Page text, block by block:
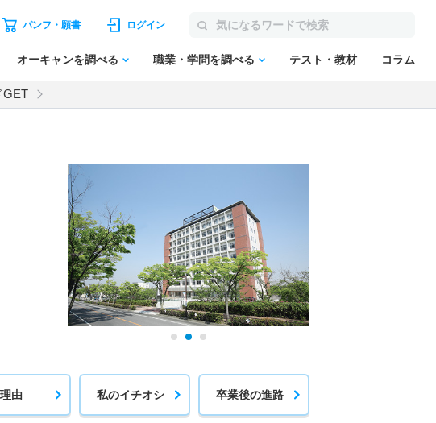
パンフ・願書 ログイン
オーキャンを調べる 職業・学問を調べる テスト・教材 コラム
GET
由 私のイチオシ 卒業後の進路